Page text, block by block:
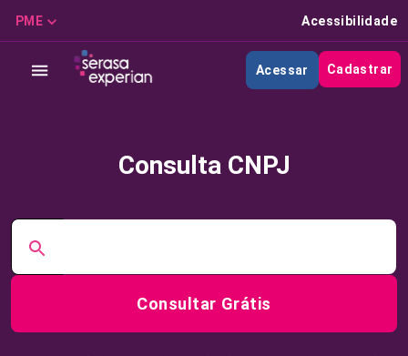
PME Acessibilidade
Acessar Cadastrar
Consulta CNPJ
Consultar Grátis